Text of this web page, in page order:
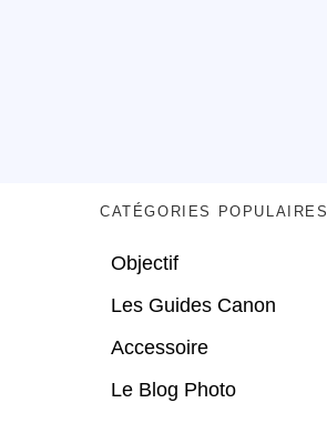
CATÉGORIES POPULAIRES
Objectif
Les Guides Canon
Accessoire
Le Blog Photo